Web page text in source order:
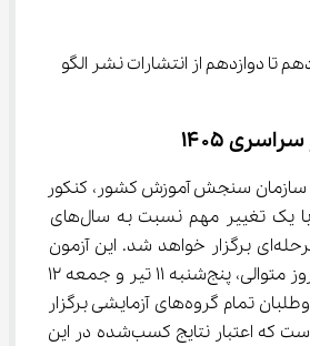
تا دوازدهم از انتشارات نشر الگو
سازمان سنجش آموزش کشور، کنکور
سراسری سال ۱۴۰۵ با یک تغییر مهم نسبت به سال‌های
اخیر، به صورت تک‌مرحله‌ای برگزار خواهد شد. این آزمون
تیر ماه ۱۴۰۵، برای داوطلبان تمام گروه‌های آزمایشی برگزار
می‌شود. لازم به ذکر است که اعتبار نتایج کسب‌شده در این